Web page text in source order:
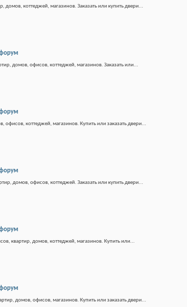
домов, коттеджей, магазинов. Заказать или купить двери...
домов, офисов, коттеджей, магазинов. Заказать или...
офисов, коттеджей, магазинов. Купить или заказать двери...
домов, офисов, коттеджей. Заказать или купить двери...
квартир, домов, коттеджей, магазинов. Купить или...
домов, офисов, магазинов. Купить или заказать двери...